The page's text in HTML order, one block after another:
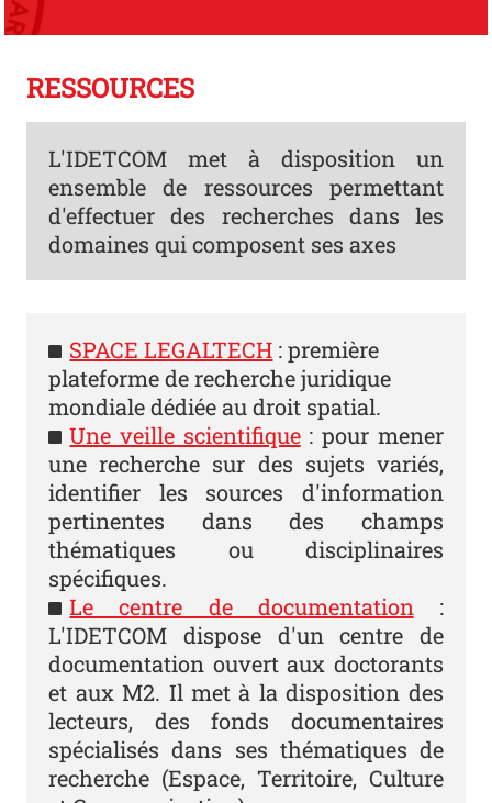
RESSOURCES
L'IDETCOM met à disposition un
ensemble de ressources permettant
d'effectuer des recherches dans les
domaines qui composent ses axes
SPACE LEGALTECH : première
plateforme de recherche juridique
mondiale dédiée au droit spatial.
Une veille scientifique: pour mener
une recherche sur des sujets variés,
identifier les sources d'information
pertinentes dans des champs
thématiques ou disciplinaires
spécifiques.
Le centre de documentation:
L'IDETCOM dispose d'un centre de
documentation ouvert aux doctorants
et aux M2. Il met à la disposition des
lecteurs, des fonds documentaires
spécialisés dans ses thématiques de
recherche (Espace, Territoire, Culture